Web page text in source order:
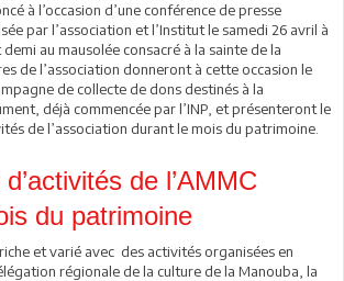
à l’occasion d’une conférence de presse
par l’association et l’Institut le samedi 26 avril à
au mausolée consacré à la sainte de la
de l’association donneront à cette occasion le
de collecte de dons destinés à la
déjà commencée par l’INP, et présenteront le
de l’association durant le mois du patrimoine.
de l’AMMC
du patrimoine
et varié avec des activités organisées en
régionale de la culture de la Manouba, la